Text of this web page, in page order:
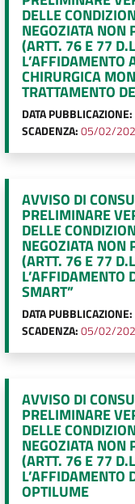
DELLE
NEGOZIATA NON
(ARTT. 76 E 77
L’AFFIDAMENTO
CHIRURGICA
TRATTAMENTO
DATA PUBBLICAZIONE:
SCADENZA:05/02/
AVVISO DI
PRELIMINARE
DELLE
NEGOZIATA NON
(ARTT. 76 E 77
L’AFFIDAMENTO
SMART”
DATA PUBBLICAZIONE:
SCADENZA:05/02/
AVVISO DI
PRELIMINARE
DELLE
NEGOZIATA NON
(ARTT. 76 E 77
L’AFFIDAMENTO
OPTILUME